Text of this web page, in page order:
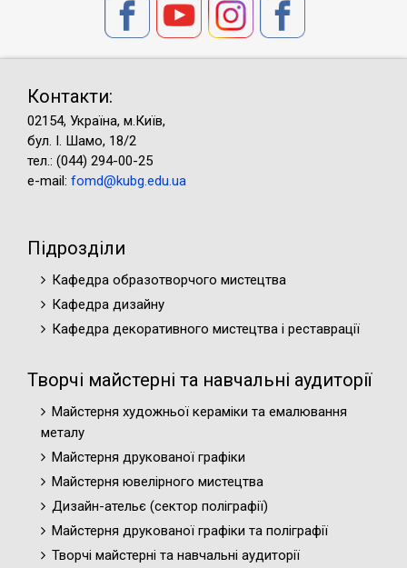
Контакти:
02154, Україна, м.Київ,
бул. І. Шамо, 18/2
тел.: (044) 294-00-25
e-mail: fomd@kubg.edu.ua
Підрозділи
Кафедра образотворчого мистецтва
Кафедра дизайну
Кафедра декоративного мистецтва і реставрації
Творчі майстерні та навчальні аудиторії
Майстерня художньої кераміки та емалювання
металу
Майстерня друкованої графіки
Майстерня ювелірного мистецтва
Дизайн-ательє (cектор поліграфії)
Майстерня друкованої графіки та поліграфії
Творчі майстерні та навчальні аудиторії